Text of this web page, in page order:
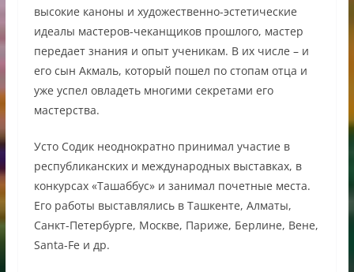
высокие каноны и художественно-эстетические
идеалы мастеров-чеканщиков прошлого, мастер
передает знания и опыт ученикам. В их числе – и
его сын Акмаль, который пошел по стопам отца и
уже успел овладеть многими секретами его
мастерства.
Усто Содик неоднократно принимал участие в
республиканских и международных выставках, в
конкурсах «Ташаббус» и занимал почетные места.
Его работы выставлялись в Ташкенте, Алматы,
Санкт-Петербурге, Москве, Париже, Берлине, Вене,
Santa-Fe и др.